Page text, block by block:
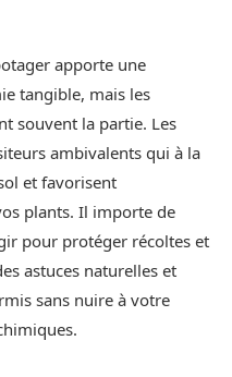
apporte une
tangible, mais les
souvent la partie. Les
ambivalents qui à la
et favorisent
plants. Il importe de
pour protéger récoltes et
astuces naturelles et
sans nuire à votre